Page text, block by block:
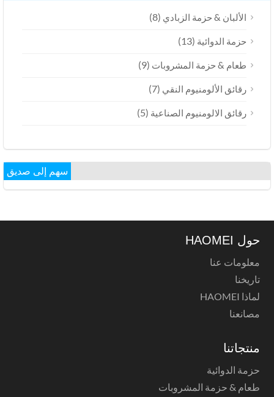
الألبان & حزمة الزبادي(8)
حزمة الدوائية(13)
طعام & حزمة المشروبات(9)
رقائق الألومنيوم النقي(7)
رقائق الالومنيوم الصناعية(5)
سهم إلى صديق
حول HAOMEI
معلومات عنا
تاريخنا
لماذا HAOMEI
مصانعنا
منتجاتنا
حزمة الدوائية
طعام & حزمة المشروبات